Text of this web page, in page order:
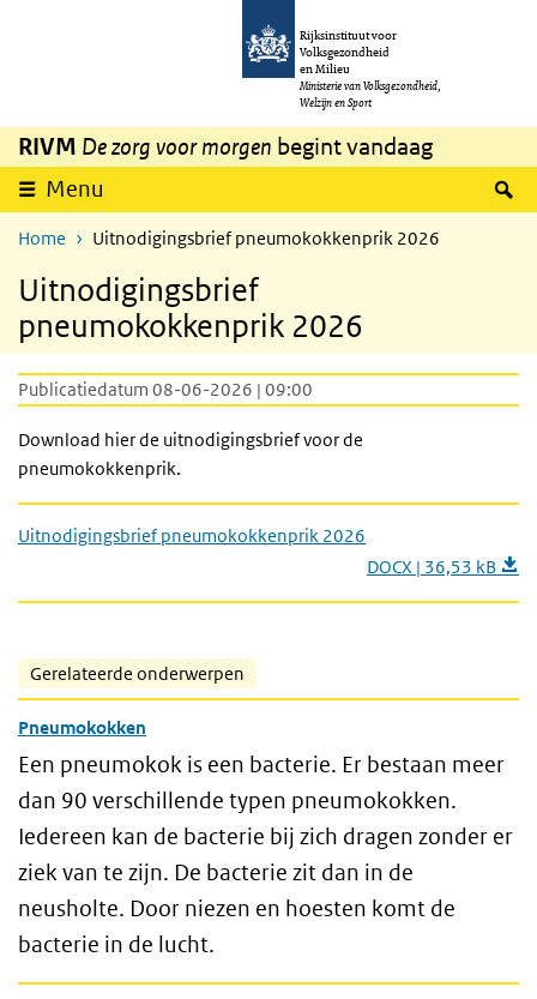
Overslaan en naar de inhoud gaan
Rijksinstituut voor
Volksgezondheid
en Milieu
Ministerie van Volksgezondheid,
Welzijn en Sport
RIVM De zorg voor morgen begint vandaag
Menu
Home Uitnodigingsbrief pneumokokkenprik 2026
Uitnodigingsbrief
pneumokokkenprik 2026
Publicatiedatum 08-06-2026 | 09:00
Download hier de uitnodigingsbrief voor de
pneumokokkenprik.
Uitnodigingsbrief pneumokokkenprik 2026
DOCX | 36,53 kB
Gerelateerde onderwerpen
Pneumokokken
Een pneumokok is een bacterie. Er bestaan meer
dan 90 verschillende typen pneumokokken.
Iedereen kan de bacterie bij zich dragen zonder er
ziek van te zijn. De bacterie zit dan in de
neusholte. Door niezen en hoesten komt de
bacterie in de lucht.